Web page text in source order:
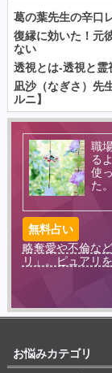
葛の葉先生の辛口
復縁に効いた！元
ない
透視とは-透視と霊
凪沙（なぎさ）先
ルニ】
職
る
使
た。
無料占い
略奪愛や不倫な
リ」。ピュアリ
お悩みカテゴリ